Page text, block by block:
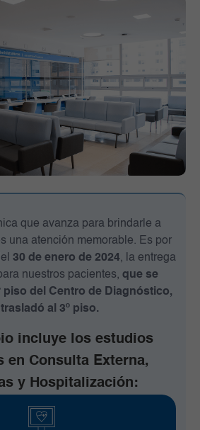
que avanza para brindarle a
una atención memorable. Es por
30 de enero de 2024, la entrega
nuestros pacientes, que se
piso del Centro de Diagnóstico,
al 3º piso.
incluye los estudios
en Consulta Externa,
y Hospitalización: